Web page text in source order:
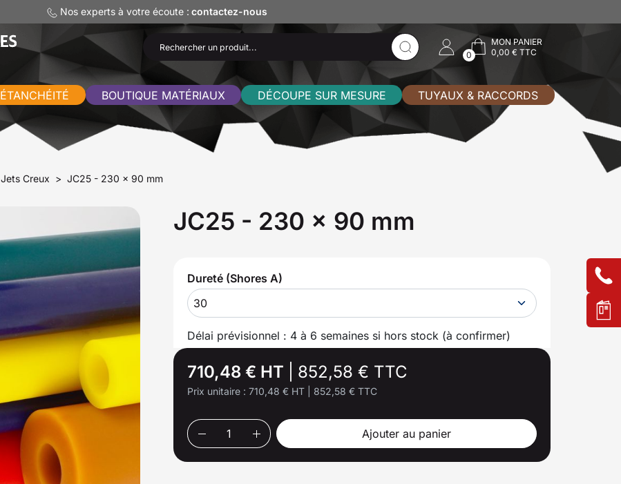
Nos experts à votre écoute : contactez-nous
0
MON PANIER
0,00 € TTC
ÉTANCHÉITÉ BOUTIQUE MATÉRIAUX DÉCOUPE SUR MESURE TUYAUX & RACCORDS
Jets Creux JC25 - 230 x 90 mm
JC25 - 230 x 90 mm
Dureté (Shores A)
30
Délai prévisionnel : 4 à 6 semaines si hors stock (à confirmer)
710,48 € HT 852,58 € TTC
Prix unitaire : 710,48 € HT 852,58 € TTC
Ajouter au panier